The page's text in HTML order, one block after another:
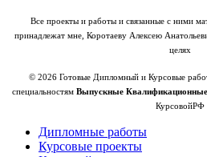
Все проекты и работы и связанные с ними
принадлежат мне, Коротаеву Алексею
целях
© 2026 Готовые Дипломный и Курсовые
специальностям Выпускные
КурсовойРФ
Дипломные работы
Курсовые проекты